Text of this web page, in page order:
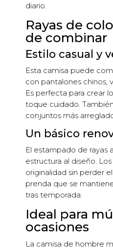
diario.
Rayas de
de combinar
Estilo casual y
Esta camisa puede
con pantalones chinos,
Es perfecta para crear
toque cuidado.
conjuntos más
Un básico
El estampado de rayas
estructura al diseño.
originalidad sin perder
prenda que se
tras temporada.
Ideal para
ocasiones
La camisa de hombre